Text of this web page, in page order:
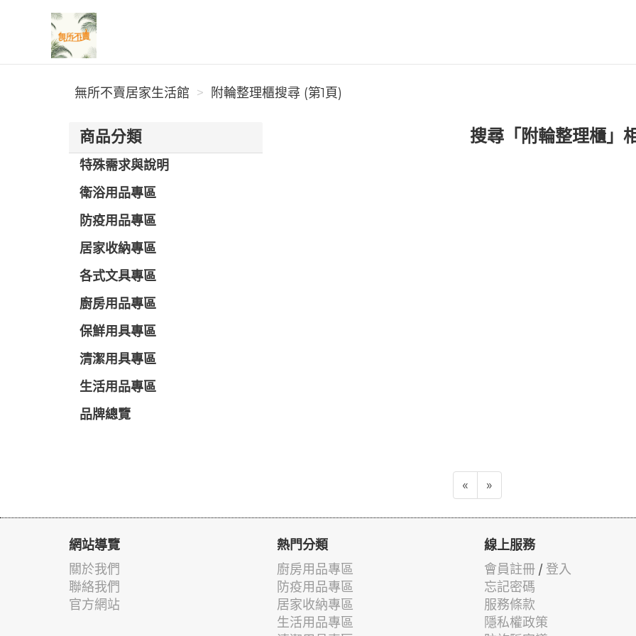
無所不賣居家生活館
無所不賣居家生活館 附輪整理櫃搜尋 (第1頁)
商品分類
特殊需求與說明
衛浴用品專區
防疫用品專區
居家收納專區
各式文具專區
廚房用品專區
保鮮用具專區
清潔用具專區
生活用品專區
品牌總覽
搜尋「附輪整理櫃」
« »
網站導覽
關於我們
聯絡我們
官方網站
熱門分類
廚房用品專區
防疫用品專區
居家收納專區
生活用品專區
線上服務
會員註冊 / 登入
忘記密碼
服務條款
隱私權政策